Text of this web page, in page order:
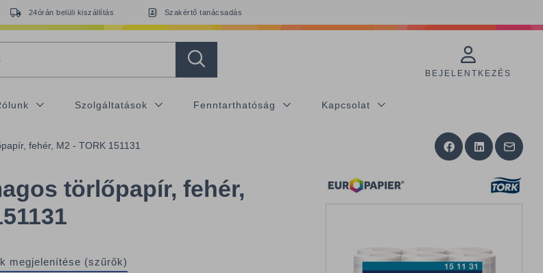
24órán belüli kiszállítás Szakértő tanácsadás
BEJELENTKEZÉS
Szolgáltatások Fenntarthatóság Kapcsolat
fehér, M2 - TORK 151131
törlőpapír, fehér,
megjelenítése (szűrők)